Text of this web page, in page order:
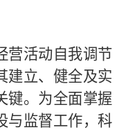
营活动自我调节
建立、健全及实
键。为全面掌握
与监督工作，科